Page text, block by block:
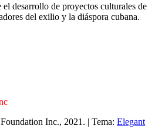
desarrollo de proyectos culturales de
del exilio y la diáspora cubana.
Inc., 2021. | Tema: Elegant